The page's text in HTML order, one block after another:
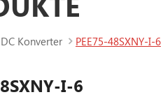
Konverter PEE75-48SXNY-I-6
I-6